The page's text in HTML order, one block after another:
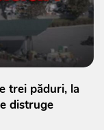
trei păduri, la
distruge